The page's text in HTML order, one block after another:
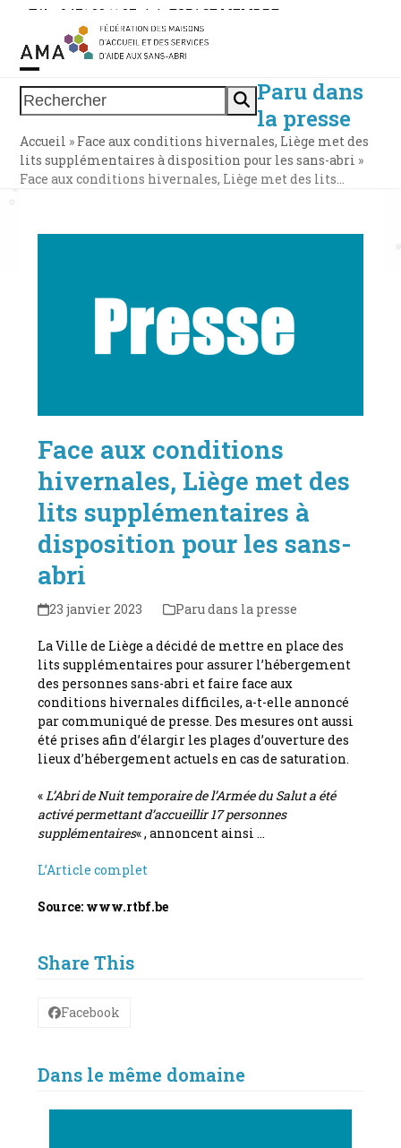
Skip
content
Tél. : 0471 38 11 37 | | ESPACE MEMBRE
Rechercher
Open
mobile
menu
Close
mobile
menu
Paru dans
la presse
Accueil » Face aux conditions hivernales, Liège met des
lits supplémentaires à disposition pour les sans-abri »
Face aux conditions hivernales, Liège met des lits…
Face aux conditions
hivernales, Liège met des
lits supplémentaires à
disposition pour les sans-
abri
23 janvier 2023 Paru dans la presse
La Ville de Liège a décidé de mettre en place des
lits supplémentaires pour assurer l’hébergement
des personnes sans-abri et faire face aux
conditions hivernales difficiles, a-t-elle annoncé
par communiqué de presse. Des mesures ont aussi
été prises afin d’élargir les plages d’ouverture des
lieux d’hébergement actuels en cas de saturation.
«L’Abri de Nuit temporaire de l’Armée du Salut a été
activé permettant d’accueillir 17 personnes
supplémentaires« , annoncent ainsi …
L’Article complet
Source: www.rtbf.be
Share This
Facebook
Dans le même domaine